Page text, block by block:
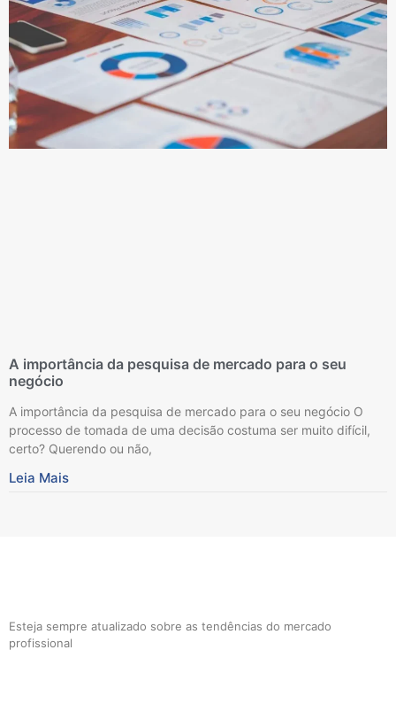
A importância da pesquisa de mercado para o seu
negócio
A importância da pesquisa de mercado para o seu negócio O
processo de tomada de uma decisão costuma ser muito difícil,
certo? Querendo ou não,
Leia Mais
Esteja sempre atualizado sobre as tendências do mercado
profissional